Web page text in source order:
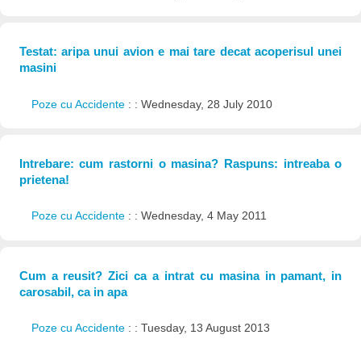
Testat: aripa unui avion e mai tare decat acoperisul unei
masini
Poze cu Accidente : : Wednesday, 28 July 2010
Intrebare: cum rastorni o masina? Raspuns: intreaba o
prietena!
Poze cu Accidente : : Wednesday, 4 May 2011
Cum a reusit? Zici ca a intrat cu masina in pamant, in
carosabil, ca in apa
Poze cu Accidente : : Tuesday, 13 August 2013